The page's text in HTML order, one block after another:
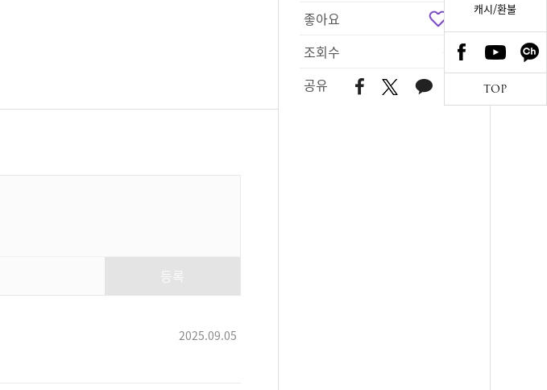
좋아요
조회수
678
공유
2025.09.05
캐시/환불
TOP